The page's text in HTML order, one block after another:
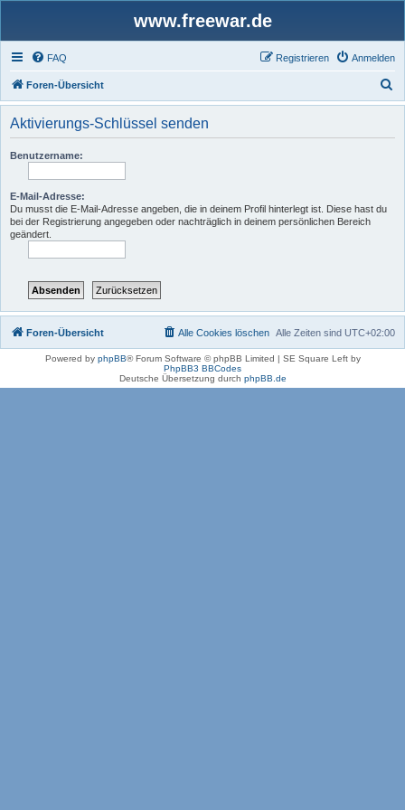
www.freewar.de
FAQ Anmelden
Registrieren
Foren-Übersicht
u
Aktivierungs-Schlüssel senden
Benutzername:
E-Mail-Adresse:
Du musst die E-Mail-Adresse angeben, die in deinem Profil hinterlegt ist. Diese hast du
bei der Registrierung angegeben oder nachträglich in deinem persönlichen Bereich
geändert.
Foren-Übersicht Alle Zeiten sind UTC+02:00
Alle Cookies löschen
Powered by phpBB® Forum Software © phpBB Limited | SE Square Left by
PhpBB3 BBCodes
Deutsche Übersetzung durch phpBB.de